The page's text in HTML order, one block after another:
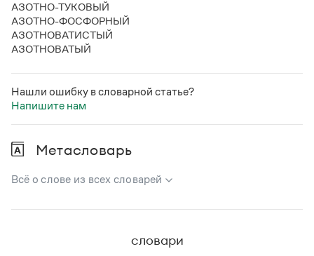
Интерактивные упражнения: от простого к сложному
Скороговорки
Издательство
Словари
Все книги
АЗОТНО-ТУКОВЫЙ
АЗОТНО-ФОСФОРНЫЙ
АЗОТНОВАТИСТЫЙ
АЗОТНОВАТЫЙ
Нашли ошибку в словарной статье?
Напишите нам
Метасловарь
Всё о слове из всех словарей
В метасловаре Грамоты в удобном виде собрана вся
Русский орфографический словарь
словари